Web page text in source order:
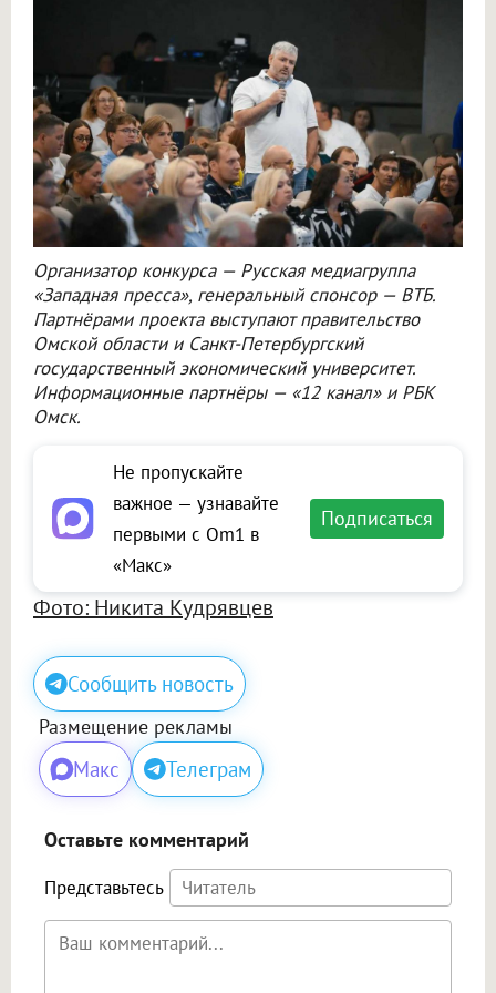
Организатор конкурса — Русская медиагруппа
«Западная пресса», генеральный спонсор — ВТБ.
Партнёрами проекта выступают правительство
Омской области и Санкт-Петербургский
государственный экономический университет.
Информационные партнёры — «12 канал» и РБК
Омск.
Не пропускайте
важное — узнавайте
первыми с Om1 в
«Макс»
Подписаться
Фото: Никита Кудрявцев
Сообщить новость
Размещение рекламы
Макс Телеграм
Оставьте комментарий
Представьтесь